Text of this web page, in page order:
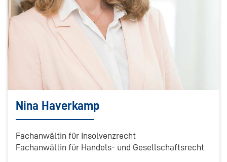
Nina Haverkamp
Fachanwältin für Insolvenzrecht
Fachanwältin für Handels- und Gesellschaftsrecht